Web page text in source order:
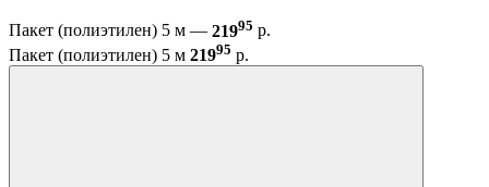
Пакет (полиэтилен) 5 м — 21995 р.
Пакет (полиэтилен) 5 м 21995 р.